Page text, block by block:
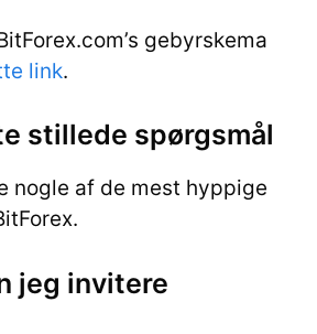
gebyrskema
link.
stillede spørgsmål
nogle af de mest hyppige
jeg invitere